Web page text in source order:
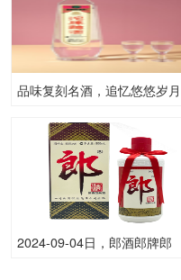
品味复刻名酒，追忆悠悠岁月
2024-09-04日，郎酒郎牌郎